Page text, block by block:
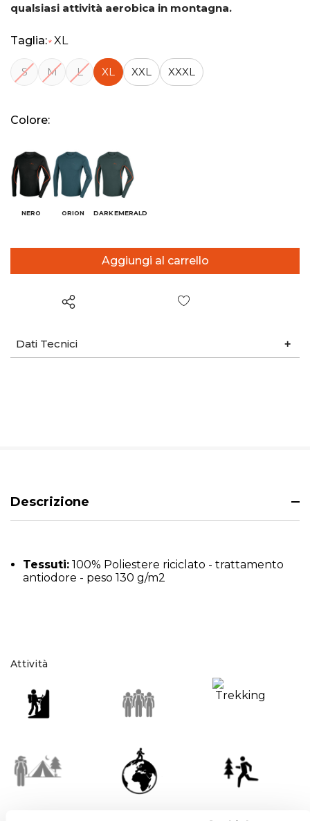
qualsiasi attività aerobica in montagna.
Taglia:* XL
S M L XL XXL XXXL
Colore:
NERO ORION DARK EMERALD
Dati Tecnici
Descrizione
Tessuti: 100% Poliestere riciclato - trattamento
antiodore - peso 130 g/m2
Attività